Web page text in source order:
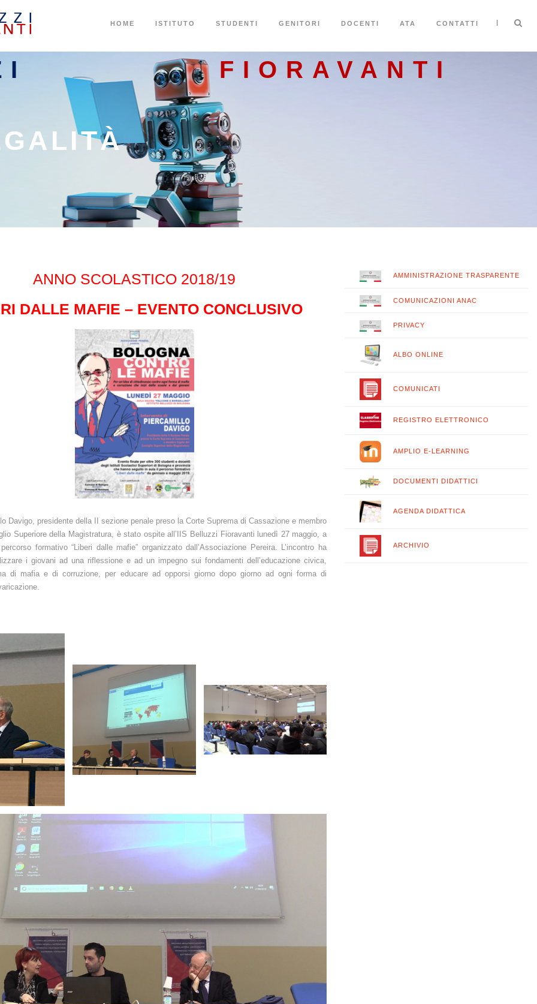
HOME ISTITUTO STUDENTI GENITORI DOCENTI ATA CONTATTI |
FIORAVANTI
ANNO SCOLASTICO 2018/19
DALLE MAFIE – EVENTO CONCLUSIVO
Davigo, presidente della II sezione penale preso la Corte Suprema di Cassazione e membro
Superiore della Magistratura, è stato ospite all’IIS Belluzzi Fioravanti lunedì 27 maggio, a
formativo “Liberi dalle mafie” organizzato dall’Associazione Pereira. L’incontro ha
i giovani ad una riflessione e ad un impegno sui fondamenti dell’educazione civica,
di mafia e di corruzione, per educare ad opporsi giorno dopo giorno ad ogni forma di
AMMINISTRAZIONE TRASPARENTE
COMUNICAZIONI ANAC
PRIVACY
ALBO ONLINE
COMUNICATI
REGISTRO ELETTRONICO
AMPLIO E-LEARNING
DOCUMENTI DIDATTICI
AGENDA DIDATTICA
ARCHIVIO